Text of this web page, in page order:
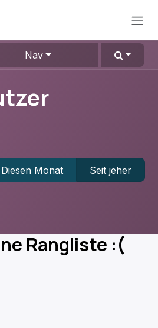
Nav
Diesen Monat Seit jeher
Rangliste :(